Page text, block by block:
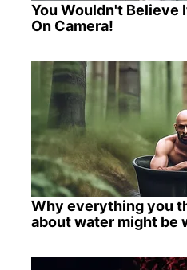
You Wouldn't Believe
On Camera!
Why everything you
about water might be